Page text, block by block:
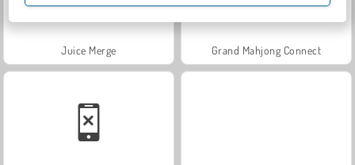
Juice Merge Grand Mahjong Connect